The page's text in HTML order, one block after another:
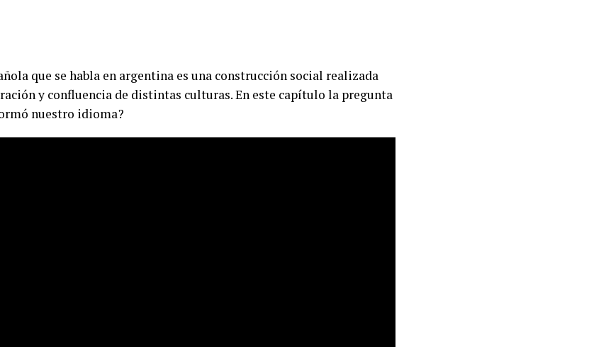
que se habla en argentina es una construcción social realizada
y confluencia de distintas culturas. En este capítulo la pregunta
nuestro idioma?